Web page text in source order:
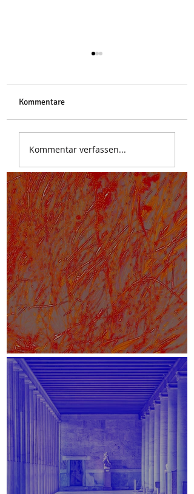
Stoa des Attalos
Kommentare
Kommentar verfassen...
White Paper